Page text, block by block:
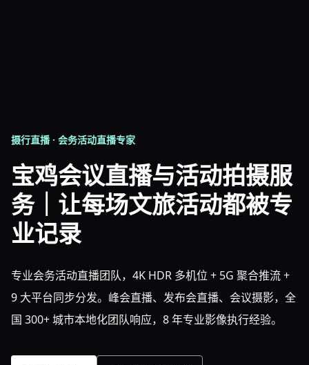
摄行直播 · 会务活动直播专家
宝鸡会议直播与活动拍摄服
务｜让每场文旅活动都被专
业记录
专业会务活动直播团队，4K HDR 多机位 + 5G 聚合推流 +
9 大平台同步分发。峰会直播、发布会直播、会议摄影，全
国 300+ 城市本地化团队响应，8 年专业影像执行经验。